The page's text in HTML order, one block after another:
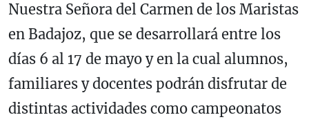
Nuestra Señora del Carmen de los Maristas
en Badajoz, que se desarrollará entre los
días 6 al 17 de mayo y en la cual alumnos,
familiares y docentes podrán disfrutar de
distintas actividades como campeonatos